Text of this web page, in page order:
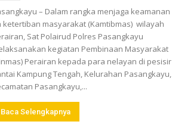
– Dalam rangka menjaga keamanan
ketertiban masyarakat (Kamtibmas) wilayah
Sat Polairud Polres Pasangkayu
kegiatan Pembinaan Masyarakat
Perairan kepada para nelayan di pesisir
Kampung Tengah, Kelurahan Pasangkayu,
Pasangkayu,...
Baca Selengkapnya